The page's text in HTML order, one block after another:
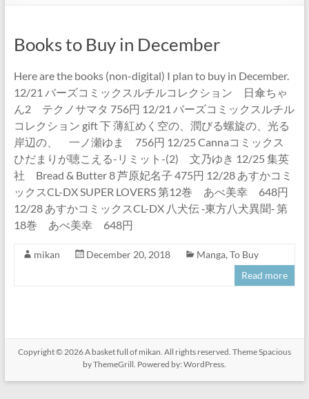
Books to Buy in December
Here are the books (non-digital) I plan to buy in December.
12/21 バーズコミックスルチルコレクション 日傘ちゃ
ん2 テクノサマタ 756円 12/21 バーズコミックスルチル
コレクション gift 下 薄紅めく空の、潤びる螺旋の、光る
岸辺の、 一ノ瀬ゆま 756円 12/25 Cannaコミックス
ひだまりが聴こえる-リミット-(2) 文乃ゆき 12/25 集英
社 Bread & Butter 8 芦原妃名子 475円 12/28 あすかコミ
ックスCL-DX SUPER LOVERS 第12巻 あべ美幸 648円
12/28 あすかコミックスCL-DX 八犬伝 ‐東方八犬異聞‐ 第
18巻 あべ美幸 648円
mikan December 20, 2018 Manga, To Buy
Read more
Copyright © 2026A basket full of mikan. All rights reserved. ThemeSpacious
by ThemeGrill. Powered by: WordPress.